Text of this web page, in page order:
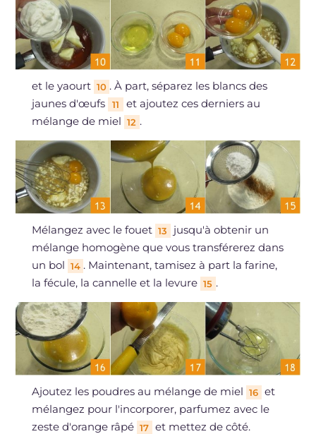
et le yaourt 10 . À part, séparez les blancs des
jaunes d'œufs
11
et ajoutez ces derniers au
mélange de miel 12 .
Mélangez avec le fouet 13
jusqu'à obtenir un
mélange homogène que vous transférerez dans
un bol 14 . Maintenant, tamisez à part la farine,
la fécule, la cannelle et la levure 15 .
Ajoutez les poudres au mélange de miel 16 et
mélangez pour l'incorporer, parfumez avec le
zeste d'orange râpé 17 et mettez de côté.